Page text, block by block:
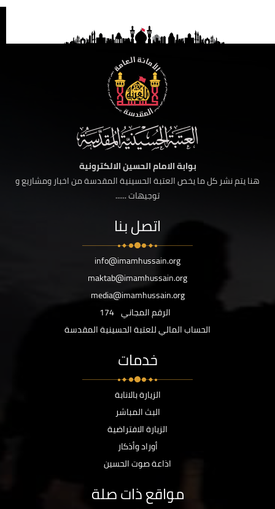
بوابة الامام الحسين الالكترونية
هنا يتم نشر كل ما يخص العتبة الحسينية المقدسة من اخبار ومشاريع و
توجيهات ......
اتصل بنا
info@imamhussain.org
maktab@imamhussain.org
media@imamhussain.org
الرقم المجاني 174
الحساب المالي للعتبة الحسينية المقدسة
خدمات
الزيارة بالانابة
البث المباشر
الزيارة الافتراضية
أوراد وأذكار
اذاعة صوت الحسين
مواقع ذات صلة